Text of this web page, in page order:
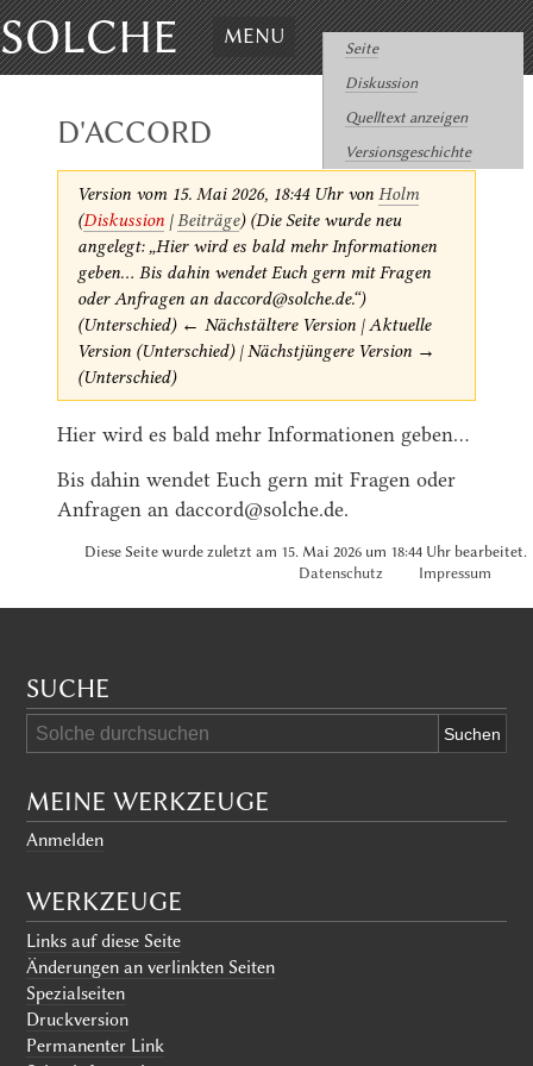
SOLCHE MENU
Seite
Diskussion
Quelltext anzeigen
Versionsgeschichte
D'ACCORD
Version vom 15. Mai 2026, 18:44 Uhr von Holm
(Diskussion|Beiträge) (Die Seite wurde neu
angelegt: „Hier wird es bald mehr Informationen
geben... Bis dahin wendet Euch gern mit Fragen
oder Anfragen an daccord@solche.de.“)
(Unterschied) ← Nächstältere Version | Aktuelle
Version (Unterschied) | Nächstjüngere Version →
(Unterschied)
Hier wird es bald mehr Informationen geben...
Bis dahin wendet Euch gern mit Fragen oder
Anfragen an daccord@solche.de.
Diese Seite wurde zuletzt am 15. Mai 2026 um 18:44 Uhr bearbeitet.
Datenschutz
Impressum
SUCHE
MEINE WERKZEUGE
Anmelden
WERKZEUGE
Links auf diese Seite
Änderungen an verlinkten Seiten
Spezialseiten
Druckversion
Permanenter Link